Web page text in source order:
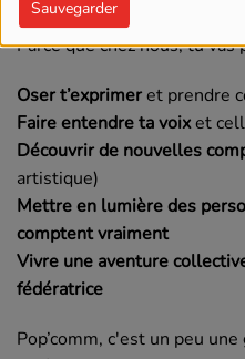
Sauvegarder
Parce que chez nous, tu vas
Oser t’exprimeret prendre
Faire entendre ta voixet
Découvrir de nouvelles
artistique)
Mettre en lumière des
comptent vraiment
Vivre une aventure
fédératrice
Pop’comm, c'est un peu